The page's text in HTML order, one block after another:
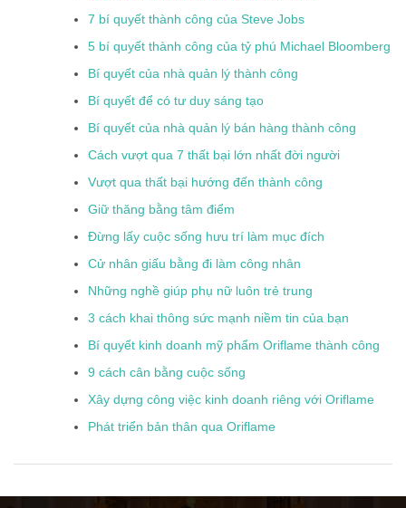
7 bí quyết thành công của Steve Jobs
5 bí quyết thành công của tỷ phú Michael Bloomberg
Bí quyết của nhà quản lý thành công
Bí quyết để có tư duy sáng tạo
Bí quyết của nhà quản lý bán hàng thành công
Cách vượt qua 7 thất bại lớn nhất đời người
Vượt qua thất bại hướng đến thành công
Giữ thăng bằng tâm điểm
Đừng lấy cuộc sống hưu trí làm mục đích
Cử nhân giấu bằng đi làm công nhân
Những nghề giúp phụ nữ luôn trẻ trung
3 cách khai thông sức mạnh niềm tin của bạn
Bí quyết kinh doanh mỹ phẩm Oriflame thành công
9 cách cân bằng cuộc sống
Xây dựng công việc kinh doanh riêng với Oriflame
Phát triển bản thân qua Oriflame